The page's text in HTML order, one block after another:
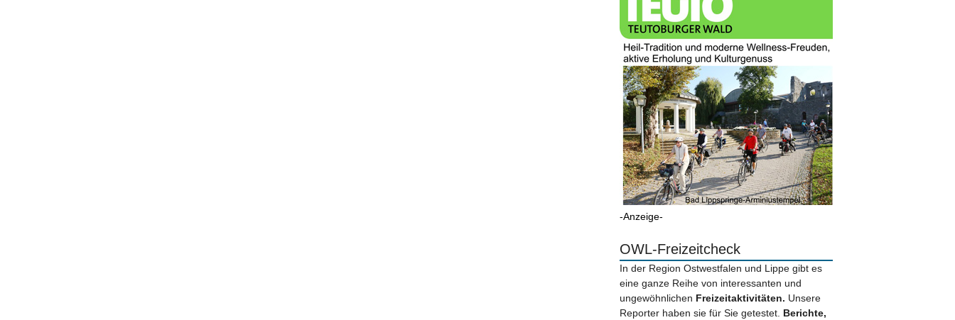
-Anzeige-
OWL-Freizeitcheck
In der Region Ostwestfalen und Lippe gibt es
eine ganze Reihe von interessanten und
ungewöhnlichen Freizeitaktivitäten. Unsere
Reporter haben sie für Sie getestet. Berichte,